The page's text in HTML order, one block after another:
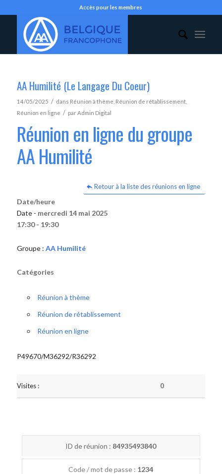
Accès pour les membres
AA Humilité (Le Langage Du Coeur)
14/05/2025 / dans Réunion à thème Réunion de rétablissement,
Réunion en ligne / parAdmin Digital
Réunion en ligne du groupe
AA Humilité
Retour à la liste des réunions en ligne
Date/heure
Date - mercredi 14 mai 2025
17:30 - 19:30
Groupe : AA Humilité
Catégories
Réunion à thème
Réunion de rétablissement
Réunion en ligne
P49670/M36292/R36292
Visites : 0
ID de réunion : 84935493840
Code / mot de passe : 1234